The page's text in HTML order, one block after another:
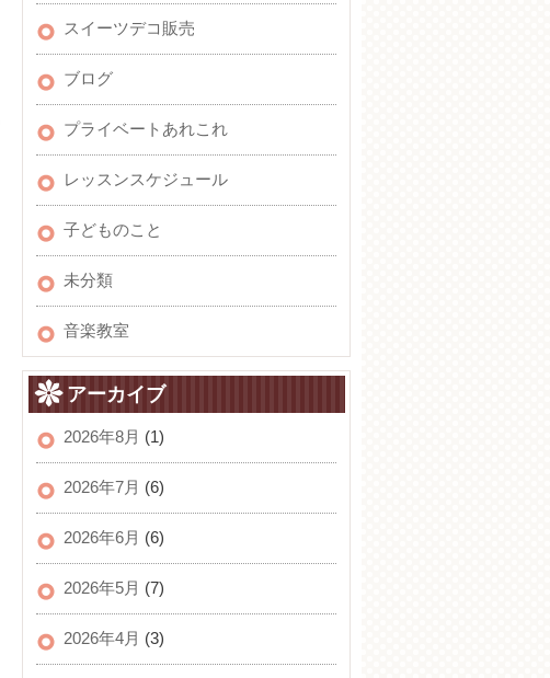
スイーツデコ販売
ブログ
プライベートあれこれ
レッスンスケジュール
子どものこと
未分類
音楽教室
アーカイブ
2026年8月 (1)
2026年7月 (6)
2026年6月 (6)
2026年5月 (7)
2026年4月 (3)